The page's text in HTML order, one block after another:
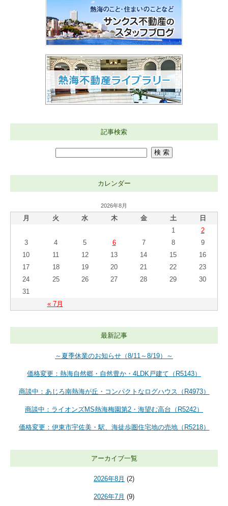
記事検索
カレンダー
2026年8月
月 火 水 木 金 土 日
« 7月
1
2
3
4 5 6 7 8
9
10
11 12 13 14 15
16
17
18 19 20 21 22
23
24
25 26 27 28 29
30
31
最新記事
～夏季休業のお知らせ（8/11～8/19）～
価格変更：熱海自然郷・自然豊か・4LDK戸建て（R5143）
商談中：あじろ南熱海が丘・コンパクトなログハウス（R4973）
商談中：ライオンズMS熱海梅園第2・海望む高台（R5242）
価格変更：伊東市宇佐美・駅、海徒歩圏住宅地の売地（R5218）
アーカイブ一覧
2026年8月 (2)
2026年7月 (9)